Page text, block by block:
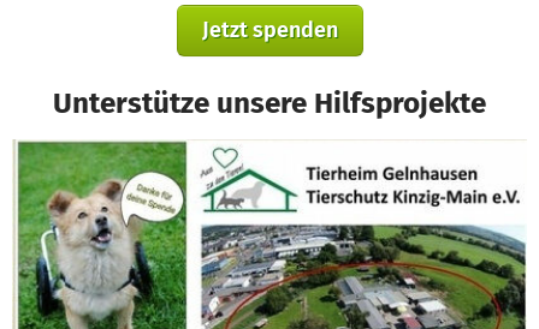
Jetzt spenden
Unterstütze unsere Hilfsprojekte